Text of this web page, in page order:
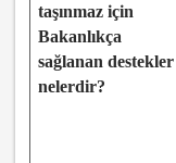
taşınmaz için
Bakanlıkça
sağlanan destekler
nelerdir?